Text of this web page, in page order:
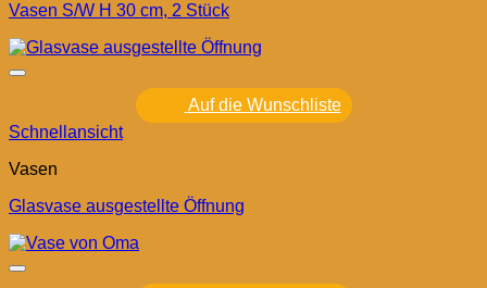
Vasen S/W H 30 cm, 2 Stück
Auf die Wunschliste
Schnellansicht
Vasen
Glasvase ausgestellte Öffnung